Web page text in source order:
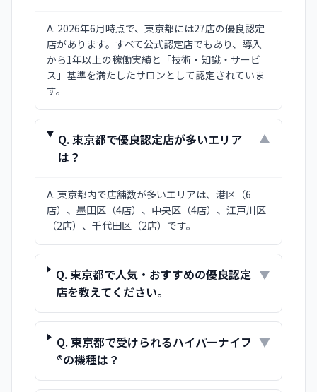
A. 2026年6月時点で、東京都には27店の優良認定
店があります。すべて公式認定店でもあり、導入
から1年以上の稼働実績と「技術・知識・サービ
ス」基準を満たしたサロンとして認定されていま
す。
Q.東京都で優良認定店が多いエリア
は？
▼
A. 東京都内で店舗数が多いエリアは、港区（6
店）、墨田区（4店）、中央区（4店）、江戸川区
（2店）、千代田区（2店）です。
Q.東京都で人気・おすすめの優良認定
店を教えてください。
▼
Q.東京都で受けられるハイパーナイフ
®の機種は？
▼